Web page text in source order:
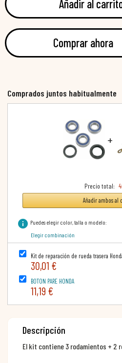
Añadir al
Comprar ahora
Comprados juntos habitualmente
+
Precio total:
Añadir ambos al
info Puedes elegir color, talla o modelo:
Elegir combinación
Kit de reparación de rueda trasera
30,01 €
BOTON PARE HONDA
11,19 €
Descripción
El kit contiene 3 rodamientos + 2